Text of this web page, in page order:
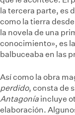
la tercera parte, es
como la tierra
la novela de una
conocimiento», es
balbuceaba en las
Así como la obra
perdido, consta de
Antagonía incluye
elaboración.